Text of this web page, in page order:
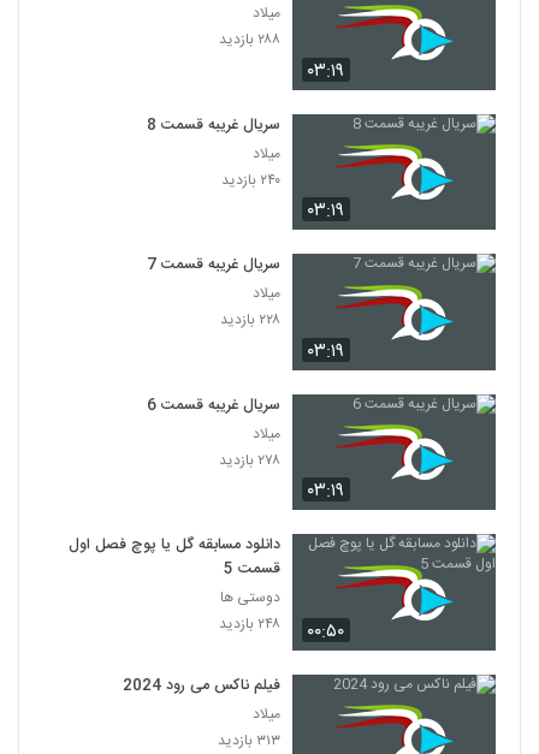
۰۳:۱۹
میلاد
۲۸۸ بازدید
۰۳:۱۹
سریال غریبه قسمت 8
میلاد
۲۴۰ بازدید
۰۳:۱۹
سریال غریبه قسمت 7
میلاد
۲۲۸ بازدید
۰۳:۱۹
سریال غریبه قسمت 6
میلاد
۲۷۸ بازدید
۰۰:۵۰
دانلود مسابقه گل یا پوچ فصل اول
قسمت 5
دوستی ها
۲۴۸ بازدید
فیلم ناکس می رود 2024
میلاد
۳۱۳ بازدید